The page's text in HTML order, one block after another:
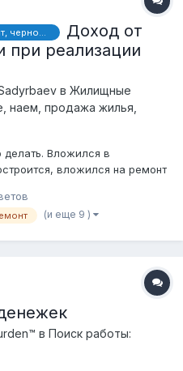
Доход от
при реализации
в Жилищные
наем, продажа жилья,
делать. Вложился в
вложился на ремонт
и нервов, а теперь в
продать и купить больше
(и еще 9 )
в Поиск работы: